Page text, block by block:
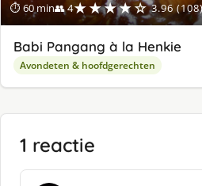
⏱ 60 min👥 4★★★★☆ 3.96
Babi Pangang à la Henkie
Avondeten & hoofdgerechten
1 reactie